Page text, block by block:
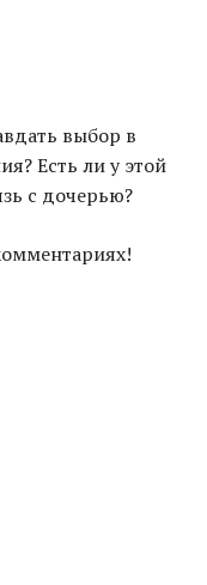
выбор в
Есть ли у этой
с дочерью?